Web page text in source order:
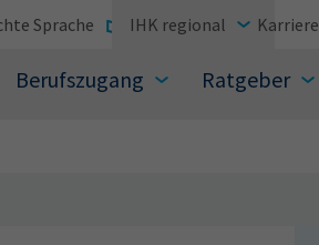
Berufszugang Ratgeber
Sprache IHK regional Karriere